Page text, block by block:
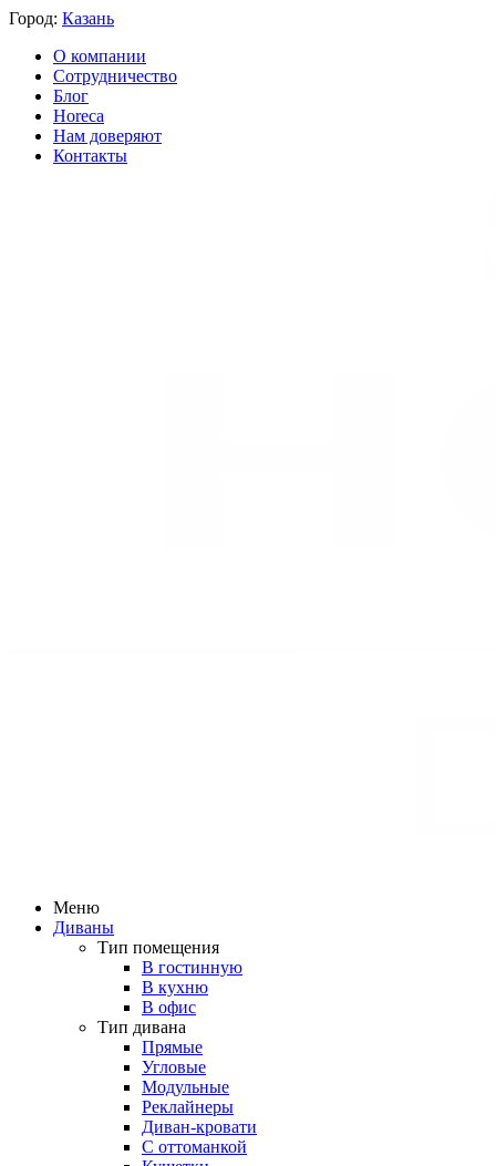
Город: Казань
О компании
Сотрудничество
Блог
Horeca
Нам доверяют
Контакты
Меню
Диваны
Тип помещения
В гостинную
В кухню
В офис
Тип дивана
Прямые
Угловые
Модульные
Реклайнеры
Диван-кровати
С оттоманкой